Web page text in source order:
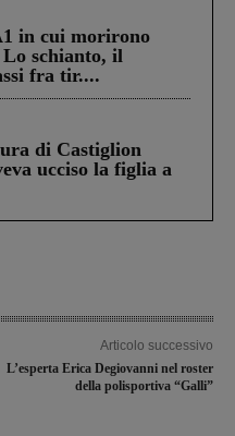
in cui morirono
schianto, il
fra tir....
di Castiglion
ucciso la figlia a
Articolo successivo
L’esperta Erica Degiovanni nel roster
della polisportiva “Galli”